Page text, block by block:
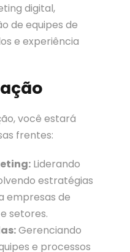
digital,
de equipes de
e experiência
você estará
frentes:
Liderando
estratégias
empresas de
setores.
Gerenciando
e processos